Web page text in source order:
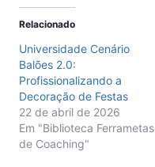
Relacionado
Universidade Cenário
Balões 2.0:
Profissionalizando a
Decoração de Festas
22 de abril de 2026
Em "Biblioteca Ferrametas
de Coaching"